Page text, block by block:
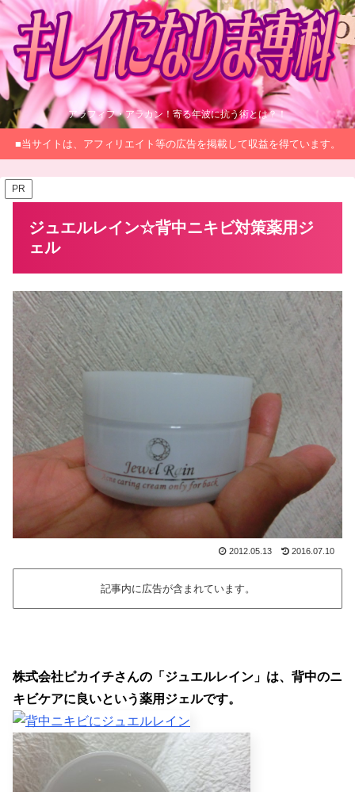
アラフィフ・アラカン！寄る年波に抗う術とは？！
■当サイトは、アフィリエイト等の広告を掲載して収益を得ています。
PR
ジュエルレイン☆背中ニキビ対策薬用ジ
ェル
2012.05.13 2016.07.10
記事内に広告が含まれています。
株式会社ピカイチさんの「ジュエルレイン」は、背中のニ
キビケアに良いという薬用ジェルです。